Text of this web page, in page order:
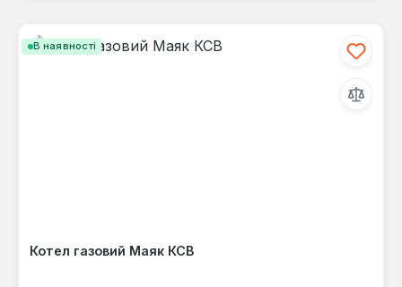
В наявності
Котел газовий Маяк КСВ